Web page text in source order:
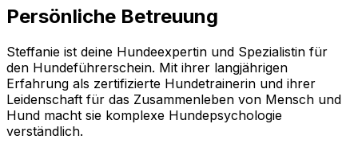
Persönliche Betreuung
Steffanie ist deine Hundeexpertin und Spezialistin für
den Hundeführerschein. Mit ihrer langjährigen
Erfahrung als zertifizierte Hundetrainerin und ihrer
Leidenschaft für das Zusammenleben von Mensch und
Hund macht sie komplexe Hundepsychologie
verständlich.